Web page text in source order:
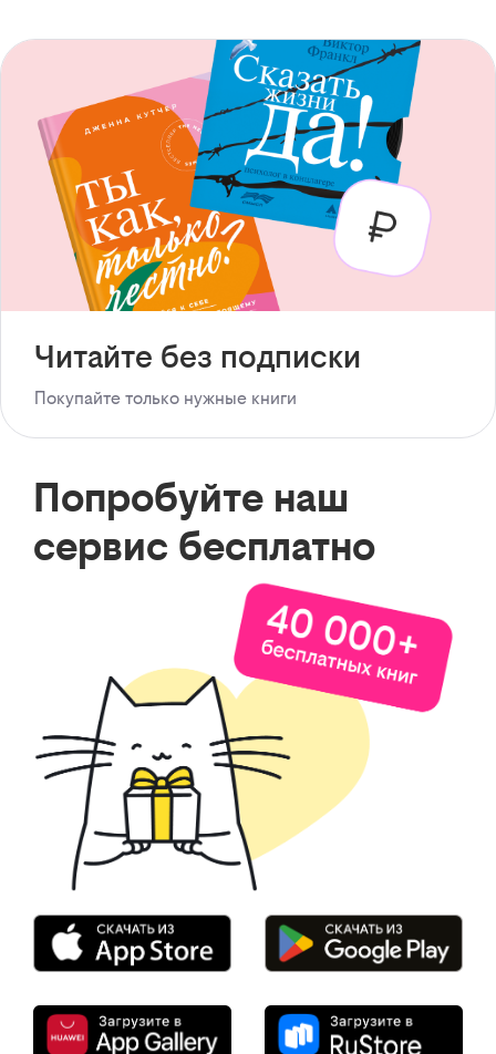
Читайте без подписки
Покупайте только нужные книги
Попробуйте наш
сервис бесплатно